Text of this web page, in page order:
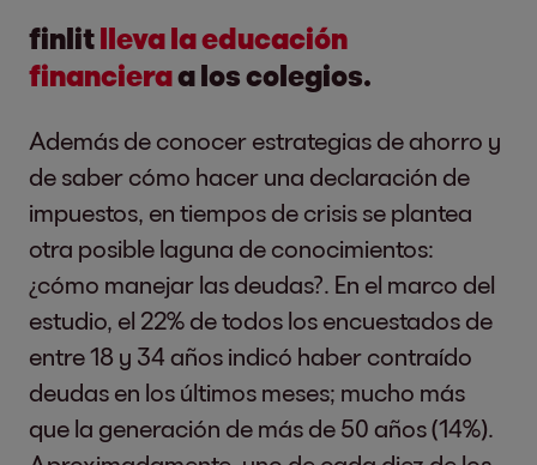
finlitlleva la educación
financieraa los colegios.
Además de conocer estrategias de ahorro y
de saber cómo hacer una declaración de
impuestos, en tiempos de crisis se plantea
otra posible laguna de conocimientos:
¿cómo manejar las deudas?. En el marco del
estudio, el 22% de todos los encuestados de
entre 18 y 34 años indicó haber contraído
deudas en los últimos meses; mucho más
que la generación de más de 50 años (14%).